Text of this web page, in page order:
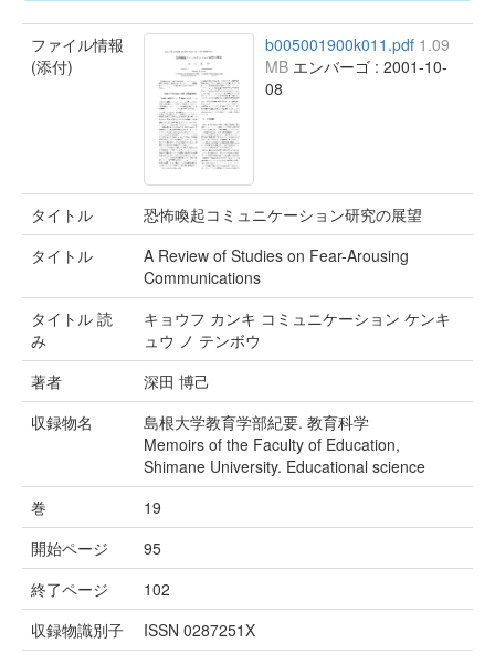
ファイル情報
(添付)
b005001900k011.pdf 1.09
MB エンバーゴ : 2001-10-
08
タイトル
恐怖喚起コミュニケーション研究の展望
タイトル
A Review of Studies on Fear-Arousing
Communications
タイトル 読
み
キョウフ カンキ コミュニケーション ケンキ
ュウ ノ テンボウ
著者
深田 博己
収録物名
島根大学教育学部紀要. 教育科学
Memoirs of the Faculty of Education,
Shimane University. Educational science
巻
19
開始ページ
95
終了ページ
102
収録物識別子
ISSN 0287251X